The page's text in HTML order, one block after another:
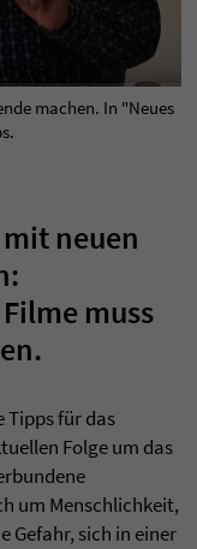
machen. In "Neues
neuen
muss
Tipps für das
Folge um das
um Menschlichkeit,
Gefahr, sich in einer